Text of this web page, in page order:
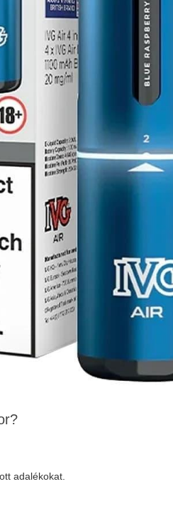
adalékokat.